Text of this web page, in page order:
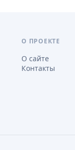
О ПРОЕКТЕ
О сайте
Контакты